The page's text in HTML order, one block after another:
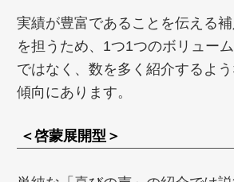
実績が豊富であることを伝える
を担うため、1つ1つのボリュー
ではなく、数を多く紹介するよ
傾向にあります。
＜啓蒙展開型＞